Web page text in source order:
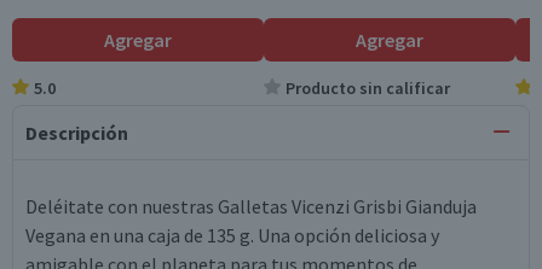
Agregar
5.0
Agregar
Producto sin calificar
Descripción
Deléitate con nuestras Galletas Vicenzi Grisbi Gianduja
Vegana en una caja de 135 g. Una opción deliciosa y
amigable con el planeta para tus momentos de